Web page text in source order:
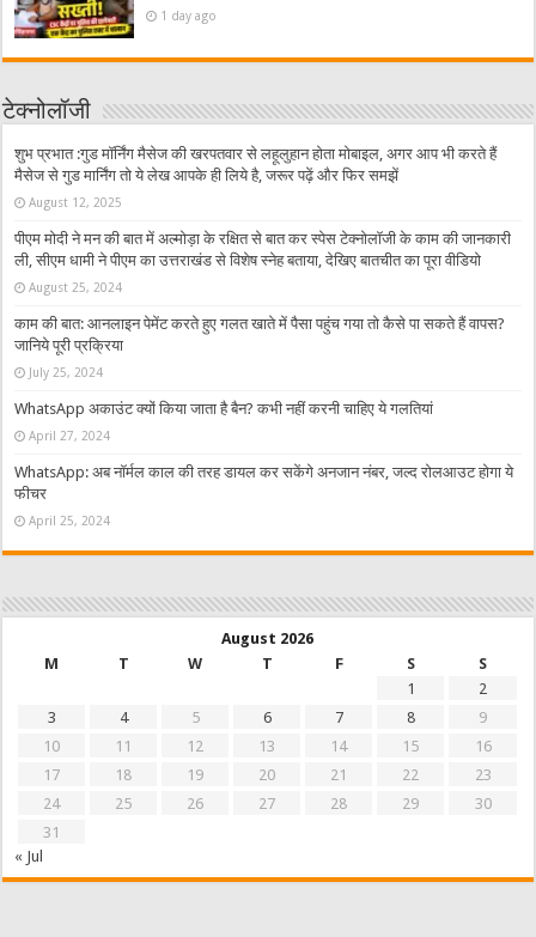
1 day ago
टेक्नोलॉजी
शुभ प्रभात :गुड मॉर्निंग मैसेज की खरपतवार से लहूलुहान होता मोबाइल, अगर आप भी करते हैं
मैसेज से गुड मार्निंग तो ये लेख आपके ही लिये है, जरूर पढ़ें और फिर समझें
August 12, 2025
पीएम मोदी ने मन की बात में अल्मोड़ा के रक्षित से बात कर स्पेस टेक्नोलॉजी के काम की जानकारी
ली, सीएम धामी ने पीएम का उत्तराखंड से विशेष स्नेह बताया, देखिए बातचीत का पूरा वीडियो
August 25, 2024
काम की बात: आनलाइन पेमेंट करते हुए गलत खाते में पैसा पहुंच गया तो कैसे पा सकते हैं वापस?
जानिये पूरी प्रक्रिया
July 25, 2024
WhatsApp अकाउंट क्यों किया जाता है बैन? कभी नहीं करनी चाहिए ये गलतियां
April 27, 2024
WhatsApp: अब नॉर्मल काल की तरह डायल कर सकेंगे अनजान नंबर, जल्द रोलआउट होगा ये
फीचर
April 25, 2024
August 2026
M
T W T F S
S
1
2
3
4 5 6 7 8
9
10
11 12 13 14 15
16
17
18 19 20 21 22
23
24
25 26 27 28 29
30
31
« Jul